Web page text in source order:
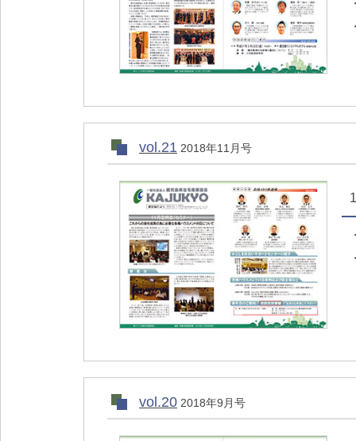
vol.21 2018年11月号
vol.20 2018年9月号